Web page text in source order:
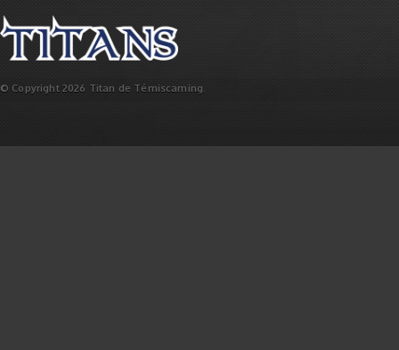
© Copyright 2026 Titan de Témiscaming.